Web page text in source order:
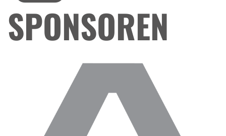
SPONSOREN